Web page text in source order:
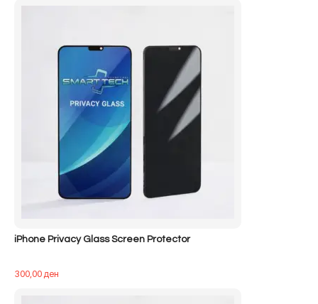
iPhone Privacy Glass Screen Protector
300,00ден